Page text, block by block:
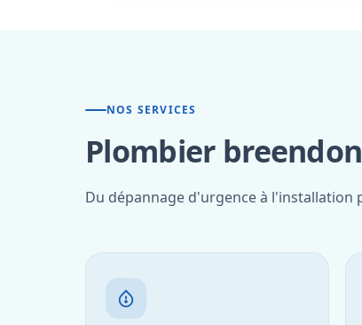
NOS SERVICES
Plombier
Du dépannage d'urgence à l'installation